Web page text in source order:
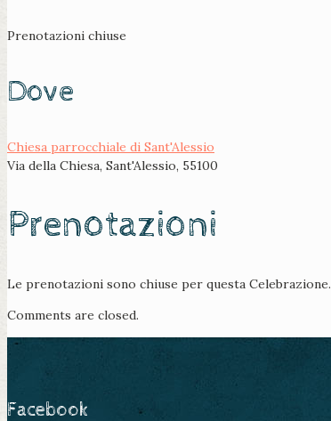
Prenotazioni chiuse
Dove
Chiesa parrocchiale di Sant'Alessio
Via della Chiesa, Sant'Alessio, 55100
Prenotazioni
Le prenotazioni sono chiuse per questa Celebrazione.
Comments are closed.
Facebook